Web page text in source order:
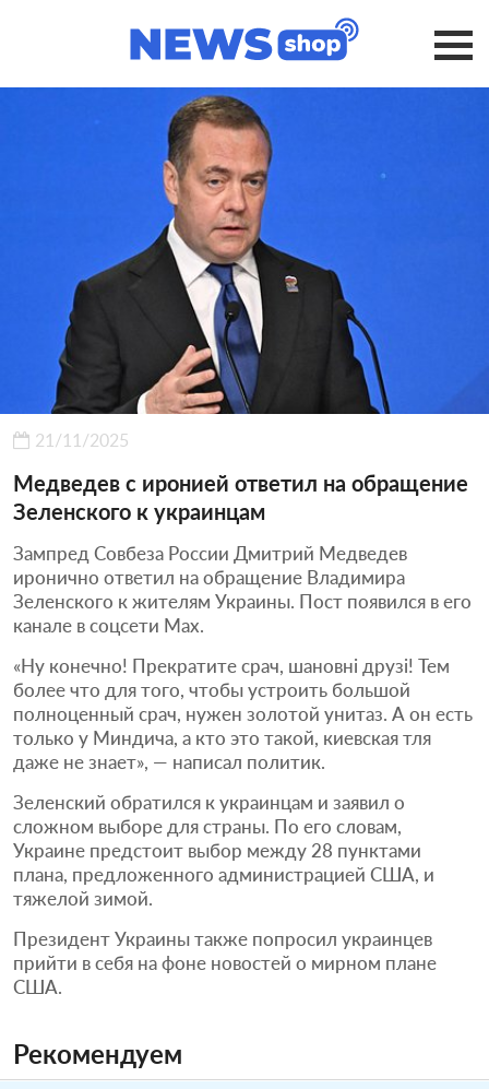
21/11/2025
Медведев с иронией ответил на обращение
Зеленского к украинцам
Зампред Совбеза России Дмитрий Медведев
иронично ответил на обращение Владимира
Зеленского к жителям Украины. Пост появился в его
канале в соцсети Max.
«Ну конечно! Прекратите срач, шановні друзі! Тем
более что для того, чтобы устроить большой
полноценный срач, нужен золотой унитаз. А он есть
только у Миндича, а кто это такой, киевская тля
даже не знает», — написал политик.
Зеленский обратился к украинцам и заявил о
сложном выборе для страны. По его словам,
Украине предстоит выбор между 28 пунктами
плана, предложенного администрацией США, и
тяжелой зимой.
Президент Украины также попросил украинцев
прийти в себя на фоне новостей о мирном плане
США.
Рекомендуем